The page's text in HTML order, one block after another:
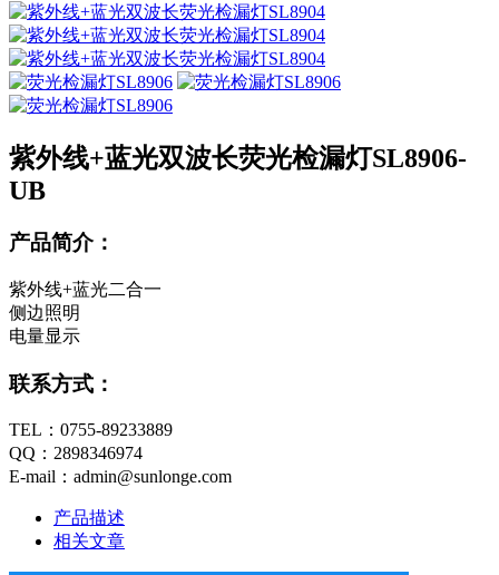
紫外线+蓝光双波长荧光检漏灯SL8906-
UB
产品简介：
紫外线+蓝光二合一
侧边照明
电量显示
联系方式：
TEL：0755-89233889
QQ：2898346974
E-mail：admin@sunlonge.com
产品描述
相关文章